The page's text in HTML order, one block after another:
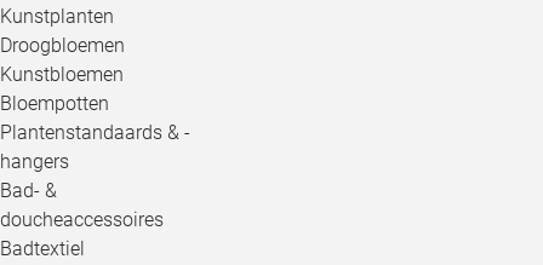
Kunstplanten
Droogbloemen
Kunstbloemen
Bloempotten
Plantenstandaards & -
hangers
Bad- &
doucheaccessoires
Badtextiel